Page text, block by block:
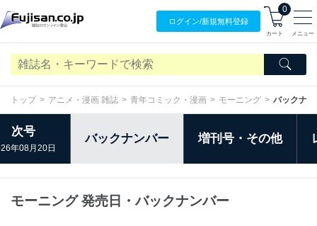
ログイン/新規無料登録
0
カート メニュー
トップ アニメ・漫画 雑誌 青年コミック・漫画 モーニング バックナ
次号
年08月20日
バックナンバー 増刊号・その他
モーニング 発売日・バックナンバー